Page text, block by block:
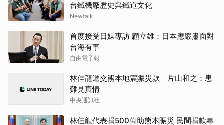
台鐵機廠歷史與鐵道文化
Newtalk
首度接受日媒專訪 顧立雄：日本應嚴肅面對
台海有事
自由電子報
林佳龍遞交熊本地震賑災款 片山和之：患
難見真情
中央通訊社
林佳龍代表捐500萬助熊本賑災 民間捐款專